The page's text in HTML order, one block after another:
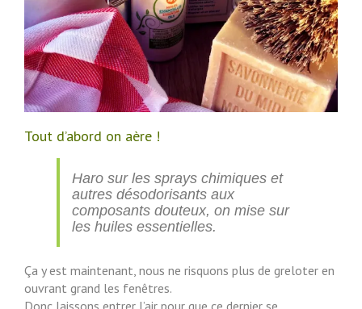
Tout d’abord on aère !
Haro sur les sprays chimiques et
autres désodorisants aux
composants douteux, on mise sur
les huiles essentielles.
Ça y est maintenant, nous ne risquons plus de greloter en
ouvrant grand les fenêtres.